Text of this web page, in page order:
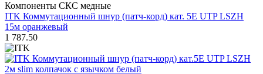
Компоненты СКС медные
ITK Коммутационный шнур (патч-корд) кат. 5Е UTP LSZH
15м оранжевый
1 787.50